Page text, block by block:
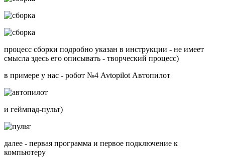
процесс сборки подробно указан в инструкции - не имеет
смысла здесь его описывать - творческий процесс)
в примере у нас - робот №4 Avtopilot Автопилот
и геймпад-пульт)
далее - первая программа и первое подключение к
компьютеру